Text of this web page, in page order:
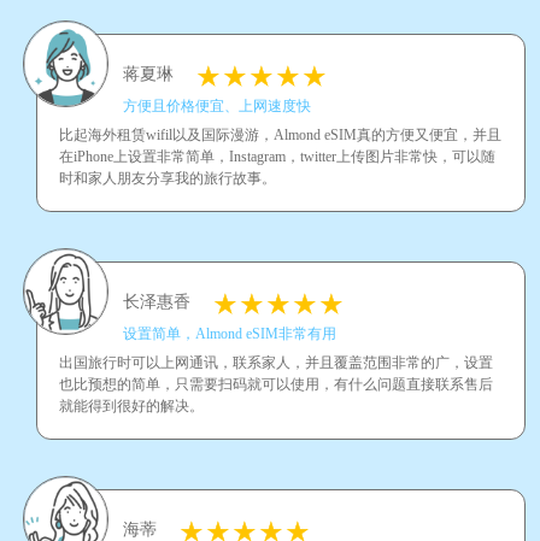
蒋夏琳
方便且价格便宜、上网速度快
比起海外租赁wifil以及国际漫游，Almond eSIM真的方便又便宜，并且
在iPhone上设置非常简单，Instagram，twitter上传图片非常快，可以随
时和家人朋友分享我的旅行故事。
长泽惠香
设置简单，Almond eSIM非常有用
出国旅行时可以上网通讯，联系家人，并且覆盖范围非常的广，设置
也比预想的简单，只需要扫码就可以使用，有什么问题直接联系售后
就能得到很好的解决。
海蒂